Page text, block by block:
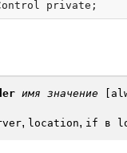
имя значение
, location, if в